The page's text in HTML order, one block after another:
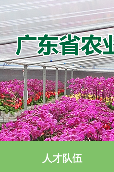
人才队伍